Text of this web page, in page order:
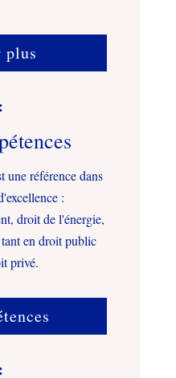
plus
une référence dans
:
droit de l'énergie,
en droit public
privé.